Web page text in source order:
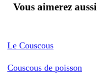
Vous aimerez aussi
Le Couscous
Couscous de poisson